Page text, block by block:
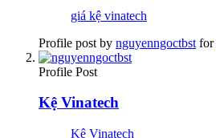
giá kệ vinatech
Profile post by nguyenngoctbst for
Profile Post
Kệ Vinatech
Kệ Vinatech